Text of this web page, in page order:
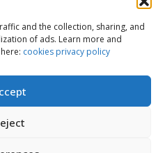
and the collection, sharing, and
of ads. Learn more and
cookies privacy policy